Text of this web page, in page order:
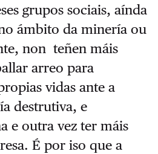
grupos sociais, aínda
ámbito da minería ou
non teñen máis
arreo para
vidas ante a
destrutiva, e
e outra vez ter máis
É por iso que a